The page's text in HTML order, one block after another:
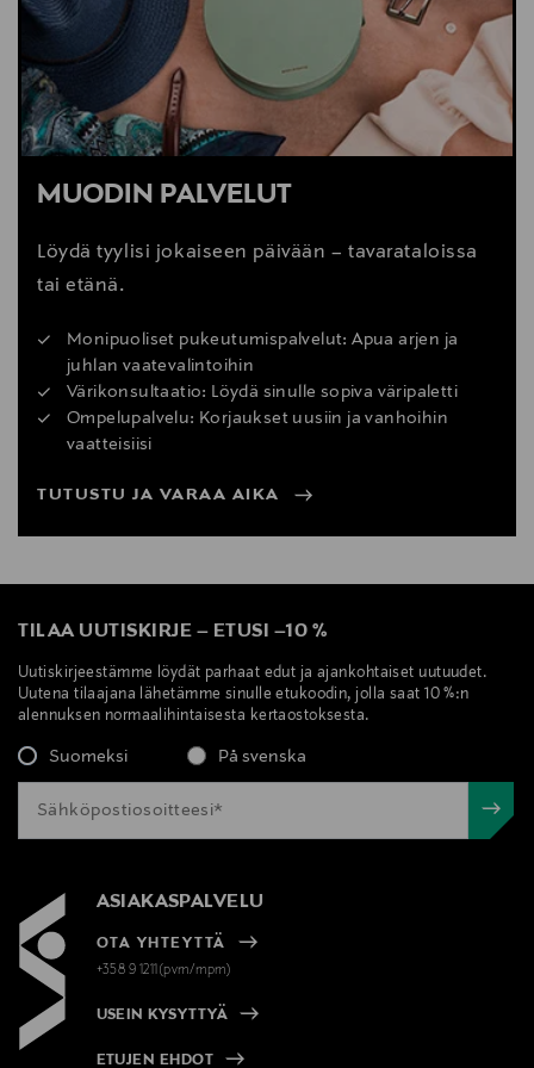
MUODIN PALVELUT
Löydä tyylisi jokaiseen päivään – tavarataloissa
tai etänä.
Monipuoliset pukeutumispalvelut: Apua arjen ja
juhlan vaatevalintoihin
Värikonsultaatio: Löydä sinulle sopiva väripaletti
Ompelupalvelu: Korjaukset uusiin ja vanhoihin
vaatteisiisi
TUTUSTU JA VARAA AIKA
TILAA UUTISKIRJE – ETUSI –10 %
Uutiskirjeestämme löydät parhaat edut ja ajankohtaiset uutuudet.
Uutena tilaajana lähetämme sinulle etukoodin, jolla saat 10 %:n
alennuksen normaalihintaisesta kertaostoksesta.
Suomeksi På svenska
ASIAKASPALVELU
OTA YHTEYTTÄ
+358 9 1211(pvm/mpm)
USEIN KYSYTTYÄ
ETUJEN EHDOT